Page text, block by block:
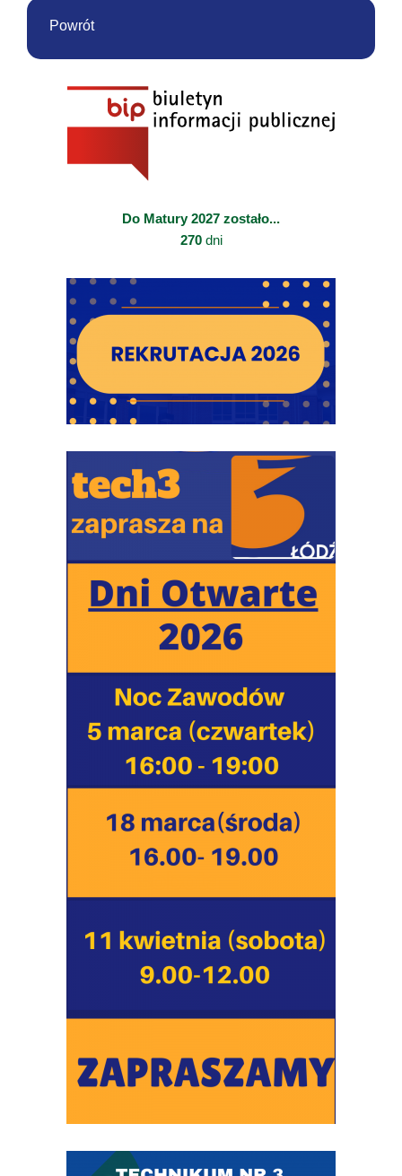
Powrót
Do Matury 2027 zostało...
270dni